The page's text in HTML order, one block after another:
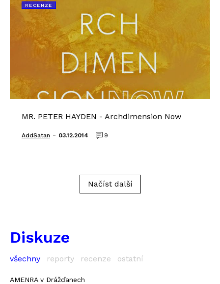
RECENZE
MR. PETER HAYDEN - Archdimension Now
AddSatan - 03.12.2014 9
Načíst další
Diskuze
všechny reporty recenze ostatní
AMENRA v Drážďanech